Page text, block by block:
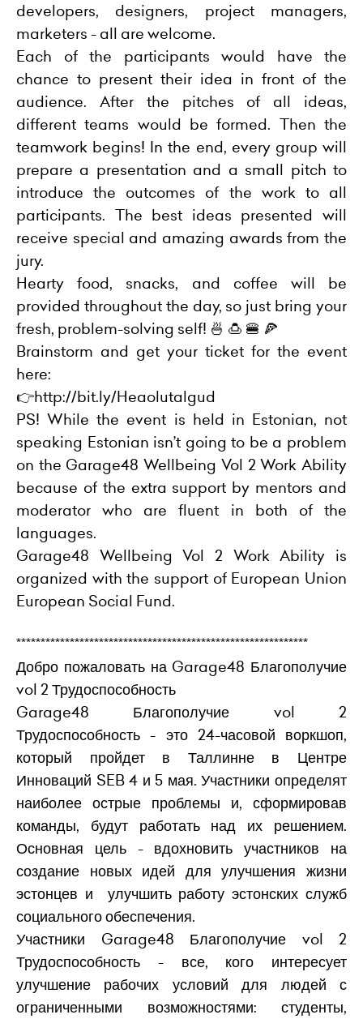
developers, designers, project managers,
marketers - all are welcome.
Each of the participants would have the
chance to present their idea in front of the
audience. After the pitches of all ideas,
different teams would be formed. Then the
teamwork begins! In the end, every group will
prepare a presentation and a small pitch to
introduce the outcomes of the work to all
participants. The best ideas presented will
receive special and amazing awards from the
jury.
Hearty food, snacks, and coffee will be
provided throughout the day, so just bring your
fresh, problem-solving self! 🍜 🍮 🍔 🍕
Brainstorm and get your ticket for the event
here:
👉http://bit.ly/Heaolutalgud
PS! While the event is held in Estonian, not
speaking Estonian isn’t going to be a problem
on the Garage48 Wellbeing Vol 2 Work Ability
because of the extra support by mentors and
moderator who are fluent in both of the
languages.
Garage48 Wellbeing Vol 2 Work Ability is
organized with the support of European Union
European Social Fund.
************************************************************
Добро пожаловать на Garage48 Благополучие
vol 2 Трудоспособность
Garage48 Благополучие vol 2
Трудоспособность - это 24-часовой воркшоп,
который пройдет в Таллинне в Центре
Инноваций SEB 4 и 5 мая. Участники определят
наиболее острые проблемы и, сформировав
команды, будут работать над их решением.
Основная цель - вдохновить участников на
создание новых идей для улучшения жизни
эстонцев и улучшить работу эстонских служб
социального обеспечения.
Участники Garage48 Благополучие vol 2
Трудоспособность - все, кого интересует
улучшение рабочих условий для людей с
ограниченными возможностями: студенты,